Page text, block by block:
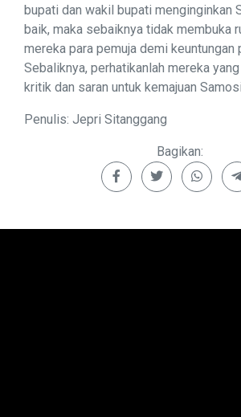
bupati dan wakil bupati menginginkan
baik, maka sebaiknya tidak membuka
mereka para pemuja demi keuntungan
Sebaliknya, perhatikanlah mereka
kritik dan saran untuk kemajuan
Penulis: Jepri Sitanggang
Bagikan: